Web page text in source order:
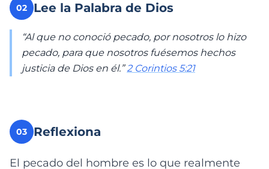
02 Lee la Palabra de Dios
“Al que no conoció pecado, por nosotros lo hizo
pecado, para que nosotros fuésemos hechos
justicia de Dios en él.”2 Corintios 5:21
03 Reflexiona
El pecado del hombre es lo que realmente